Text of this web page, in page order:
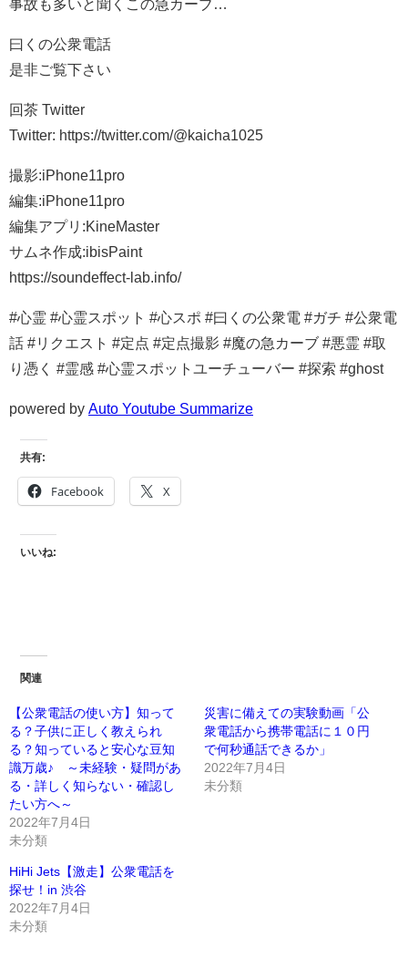
事故も多いと聞くこの急カーブ…
曰くの公衆電話
是非ご覧下さい
回茶 Twitter
Twitter: https://twitter.com/@kaicha1025
撮影:iPhone11pro
編集:iPhone11pro
編集アプリ:KineMaster
サムネ作成:ibisPaint
https://soundeffect-lab.info/
#心霊 #心霊スポット #心スポ #曰くの公衆電 #ガチ #公衆電
話 #リクエスト #定点 #定点撮影 #魔の急カーブ #悪霊 #取
り憑く #霊感 #心霊スポットユーチューバー #探索 #ghost
powered by Auto Youtube Summarize
共有:
Facebook X
いいね:
関連
【公衆電話の使い方】知って
る？子供に正しく教えられ
る？知っていると安心な豆知
識万歳♪ ～未経験・疑問があ
る・詳しく知らない・確認し
たい方へ～
2022年7月4日
未分類
災害に備えての実験動画「公
衆電話から携帯電話に１０円
で何秒通話できるか」
2022年7月4日
未分類
HiHi Jets【激走】公衆電話を
探せ！in 渋谷
2022年7月4日
未分類